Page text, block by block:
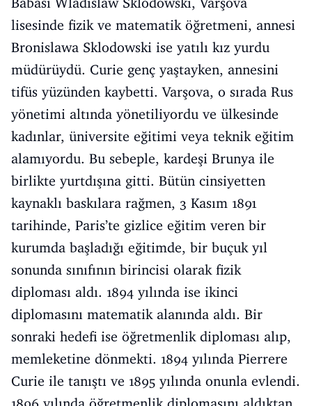
lisesinde fizik ve matematik öğretmeni, annesi
Bronislawa Sklodowski ise yatılı kız yurdu
müdürüydü. Curie genç yaştayken, annesini
tifüs yüzünden kaybetti. Varşova, o sırada Rus
yönetimi altında yönetiliyordu ve ülkesinde
kadınlar, üniversite eğitimi veya teknik eğitim
alamıyordu. Bu sebeple, kardeşi Brunya ile
birlikte yurtdışına gitti. Bütün cinsiyetten
kaynaklı baskılara rağmen, 3 Kasım 1891
tarihinde, Paris’te gizlice eğitim veren bir
kurumda başladığı eğitimde, bir buçuk yıl
sonunda sınıfının birincisi olarak fizik
diploması aldı. 1894 yılında ise ikinci
diplomasını matematik alanında aldı. Bir
sonraki hedefi ise öğretmenlik diploması alıp,
memleketine dönmekti. 1894 yılında Pierrere
Curie ile tanıştı ve 1895 yılında onunla evlendi.